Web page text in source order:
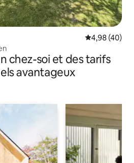
Évaluation
4,98 (40)
chez-soi et des tarifs
avantageux